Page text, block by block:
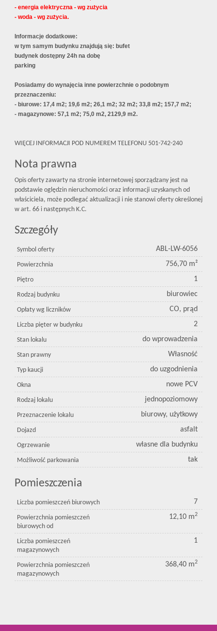
- energia elektryczna - wg zużycia
- woda - wg zużycia.
Informacje dodatkowe:
w tym samym budynku znajdują się: bufet
budynek dostępny 24h na dobę
parking
Posiadamy do wynajęcia inne powierzchnie o podobnym
przeznaczeniu:
- biurowe: 17,4 m2; 19,6 m2; 26,1 m2; 32 m2; 33,8 m2; 157,7 m2;
- magazynowe: 57,1 m2; 75,0 m2, 2129,9 m2.
WIĘCEJ INFORMACJI POD NUMEREM TELEFONU 501-742-240
Nota prawna
Opis oferty zawarty na stronie internetowej sporządzany jest na
podstawie oględzin nieruchomości oraz informacji uzyskanych od
właściciela, może podlegać aktualizacji i nie stanowi oferty określonej
w art. 66 i następnych K.C.
Szczegóły
Symbol oferty ABL-LW-6056
Powierzchnia 756,70 m²
Piętro 1
Rodzaj budynku biurowiec
Opłaty wg liczników CO, prąd
Liczba pięter w budynku 2
Stan lokalu do wprowadzenia
Stan prawny Własność
Typ kaucji do uzgodnienia
Okna nowe PCV
Rodzaj lokalu jednopoziomowy
Przeznaczenie lokalu biurowy, użytkowy
Dojazd asfalt
Ogrzewanie własne dla budynku
Możliwość parkowania tak
Pomieszczenia
Liczba pomieszczeń biurowych 7
Powierzchnia pomieszczeń
biurowych od
12,10 m2
Liczba pomieszczeń
magazynowych
1
Powierzchnia pomieszczeń
magazynowych
368,40 m2